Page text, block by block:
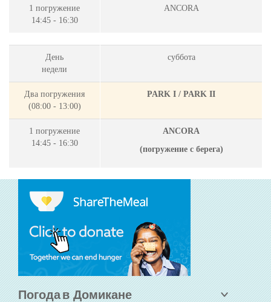
1 погружение
14:45 - 16:30
ANCORA
День
недели
суббота
Два погружения
(08:00 - 13:00)
PARK I / PARK II
1 погружение
14:45 - 16:30
ANCORA
(погружение с берега)
Погода